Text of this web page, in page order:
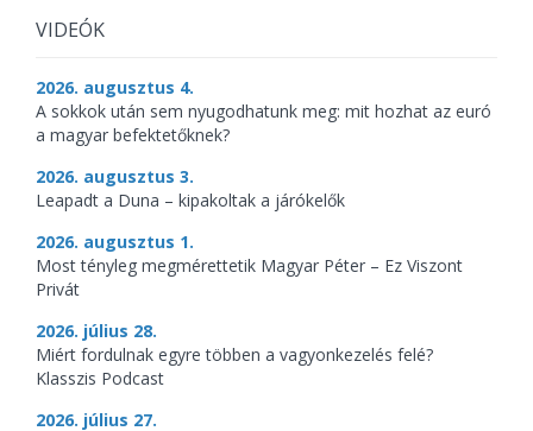
VIDEÓK
2026. augusztus 4.
A sokkok után sem nyugodhatunk meg: mit hozhat az euró
a magyar befektetőknek?
2026. augusztus 3.
Leapadt a Duna – kipakoltak a járókelők
2026. augusztus 1.
Most tényleg megmérettetik Magyar Péter – Ez Viszont
Privát
2026. július 28.
Miért fordulnak egyre többen a vagyonkezelés felé?
Klasszis Podcast
2026. július 27.